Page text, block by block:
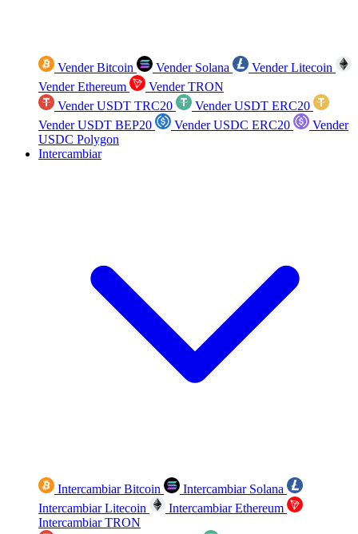
Vender Bitcoin Vender Solana
Vender Litecoin
Vender Ethereum
Vender TRON
Vender USDT TRC20
Vender USDT ERC20
Vender USDT BEP20
Vender USDC ERC20
Vender
USDC Polygon
Intercambiar
Intercambiar Bitcoin
Intercambiar Solana
Intercambiar Litecoin
Intercambiar Ethereum
Intercambiar TRON